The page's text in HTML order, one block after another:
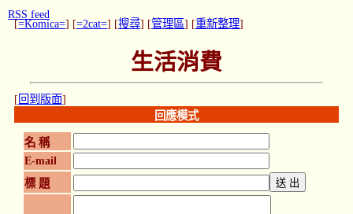
[=Komica=] [=2cat=] [搜尋] [管理區] [重新整理]
生活消費
[ 回到版面]
回應模式
名 稱
E-mail
標 題
RSS feed